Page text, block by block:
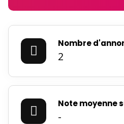
Nombre
2
Note moyenne
-